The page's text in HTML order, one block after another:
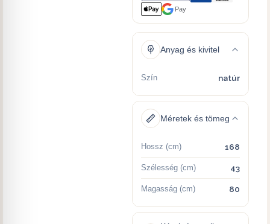
Pay
Anyag és kivitel
Szín natúr
Méretek és tömeg
Hossz (cm) 168
Szélesség (cm) 43
Magasság (cm) 80